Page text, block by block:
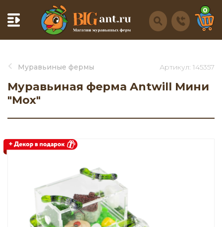
0
Муравьиные фермы
Муравьиная ферма Antwill Мини
"Мох"
Артикул: 145357